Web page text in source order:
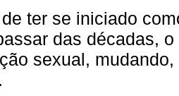
ter se iniciado
das décadas,
sexual,